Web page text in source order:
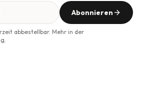
Abonnieren
abbestellbar. Mehr in der
.